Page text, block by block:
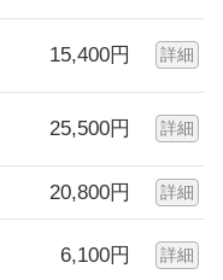
15,400円 詳細
25,500円 詳細
20,800円 詳細
6,100円 詳細